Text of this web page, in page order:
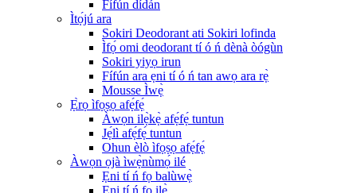
Fífún dídán
Ìtọ́jú ara
Sokiri Deodorant ati Sokiri lofinda
Ìfọ́ omi deodorant tí ó ń dènà òógùn
Sokiri yiyọ irun
Fífún ara ẹni tí ó ń tan awọ ara rẹ̀
Mousse Ìwẹ̀
Ẹ̀rọ ìfọṣọ afẹ́fẹ́
Àwọn ilẹ̀kẹ̀ afẹ́fẹ́ tuntun
Jẹ́lì afẹ́fẹ́ tuntun
Ohun èlò ìfọṣọ afẹ́fẹ́
Àwọn ọjà ìwẹ̀nùmọ́ ilé
Ẹni tí ń fọ balùwẹ̀
Ẹni tí ń fọ ilẹ̀